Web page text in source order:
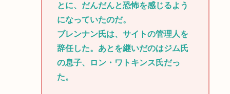
とに、だんだんと恐怖を感じるよう
になっていたのだ。
ブレンナン氏は、サイトの管理人を
辞任した。あとを継いだのはジム氏
の息子、ロン・ワトキンス氏だっ
た。